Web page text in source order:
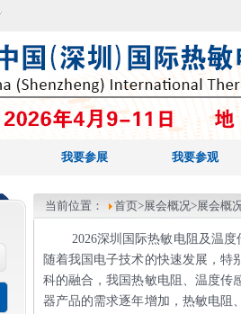
我要参展 我要参观
当前位置： 首页>展会概况>展会概
2026深圳国际热敏电阻及温度
随着我国电子技术的快速发展，特
科的融合，我国热敏电阻、温度传
器产品的需求逐年增加，热敏电阻